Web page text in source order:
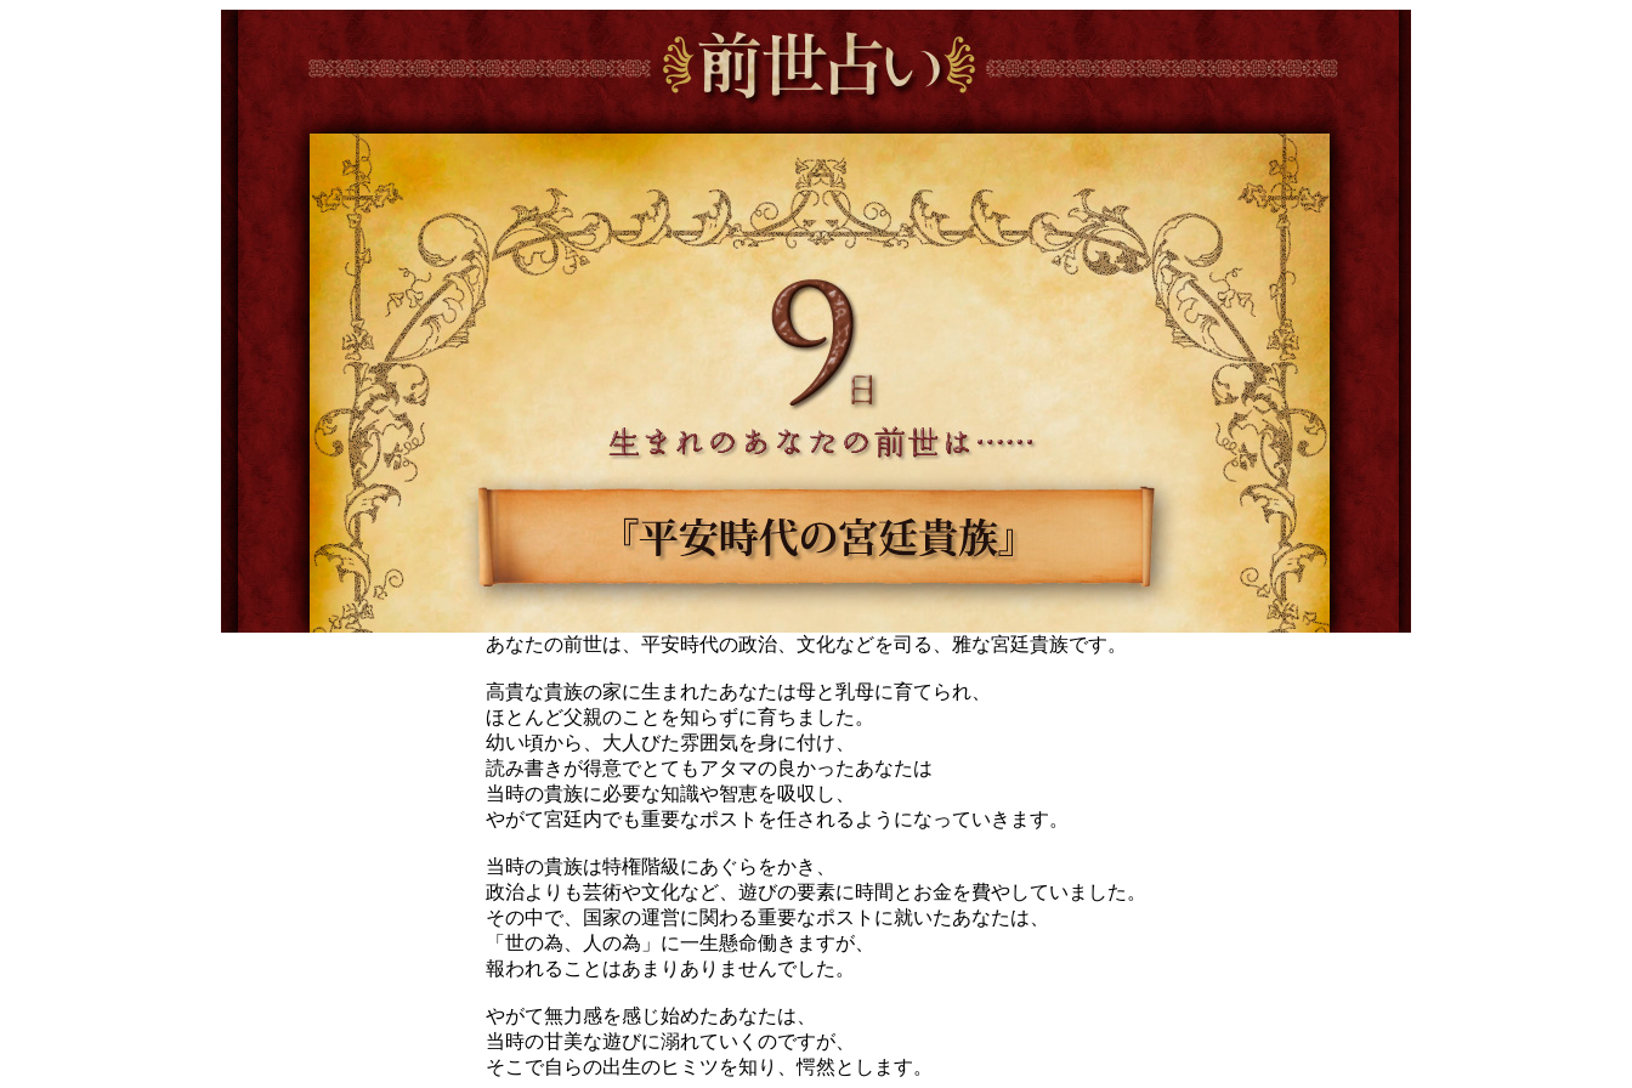
あなたの前世は、平安時代の政治、文化などを司る、雅な宮廷貴族です。
高貴な貴族の家に生まれたあなたは母と乳母に育てられ、
ほとんど父親のことを知らずに育ちました。
幼い頃から、大人びた雰囲気を身に付け、
読み書きが得意でとてもアタマの良かったあなたは
当時の貴族に必要な知識や智恵を吸収し、
やがて宮廷内でも重要なポストを任されるようになっていきます。
当時の貴族は特権階級にあぐらをかき、
政治よりも芸術や文化など、遊びの要素に時間とお金を費やしていました。
その中で、国家の運営に関わる重要なポストに就いたあなたは、
「世の為、人の為」に一生懸命働きますが、
報われることはあまりありませんでした。
やがて無力感を感じ始めたあなたは、
当時の甘美な遊びに溺れていくのですが、
そこで自らの出生のヒミツを知り、愕然とします。